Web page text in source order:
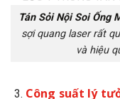
Tán Sỏi Nội Soi Ống
sợi quang laser rất
và hiệu
Công suất lý